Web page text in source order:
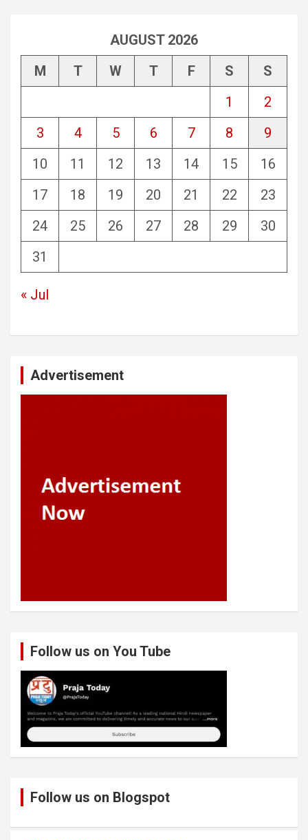
AUGUST 2026
M
T W T F S
S
1
2
3
4 5 6 7 8
9
10
11 12 13 14 15
16
17
18 19 20 21 22
23
24
25 26 27 28 29
30
31
« Jul
Advertisement
Follow us on You Tube
Follow us on Blogspot